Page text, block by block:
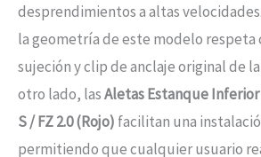
desprendimientos a altas
la geometría de este modelo respeta
sujeción y clip de anclaje original de la
otro lado, lasAletas Estanque Inferior
S / FZ 2.0 (Rojo) facilitan una
permitiendo que cualquier usuario